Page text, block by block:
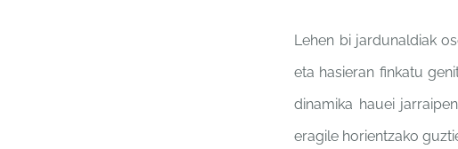
Lehen bi jardunaldiak
eta hasieran finkatu
dinamika hauei
eragile horientzako